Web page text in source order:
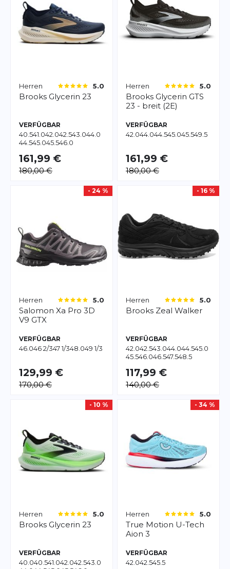
Herren 5.0
Brooks Glycerin 23
VERFÜGBAR
40.541.042.042.543.044.0
44.545.045.546.0
161,99 €
180,00 €
Herren 5.0
Brooks Glycerin GTS
23 - breit (2E)
VERFÜGBAR
42.044.044.545.045.549.5
161,99 €
180,00 €
- 24 %
Herren 5.0
Salomon Xa Pro 3D
V9 GTX
VERFÜGBAR
46.046 2/347 1/348.049 1/3
129,99 €
170,00 €
- 16 %
Herren 5.0
Brooks Zeal Walker
VERFÜGBAR
42.042.543.044.044.545.0
45.546.046.547.548.5
117,99 €
140,00 €
- 10 %
Herren 5.0
Brooks Glycerin 23
VERFÜGBAR
40.040.541.042.042.543.0
- 34 %
Herren 5.0
True Motion U-Tech
Aion 3
VERFÜGBAR
42.042.545.5